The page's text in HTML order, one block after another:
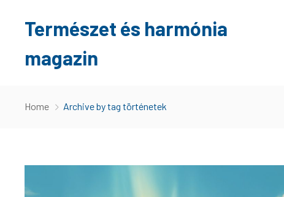
Természet és harmónia
magazin
Home Archive by tag történetek